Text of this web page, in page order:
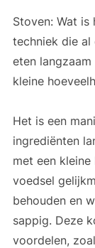
Stoven: Wat is
techniek die
eten
kleine
Het is een
ingrediënten
met een
voedsel
behouden en
sappig. Deze
voordelen,